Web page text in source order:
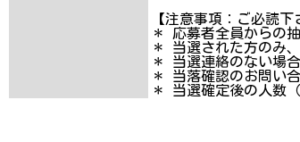
【注意事項：ご必読下
＊ 応募者全員からの
＊ 当選された方のみ
＊ 当選連絡のない場
＊ 当落確認のお問い
＊ 当選確定後の人数